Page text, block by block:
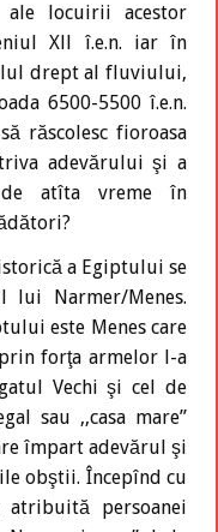
ale locuirii acestor
Xll î.e.n. iar în
drept al fluviului,
6500-5500 î.e.n.
răscolesc fioroasa
adevărului şi a
de atîta vreme în
a Egiptului se
lui Narmer/Menes.
este Menes care
forţa armelor l-a
Vechi şi cel de
sau ,,casa mare”
împart adevărul şi
obştii. Începînd cu
atribuită persoanei